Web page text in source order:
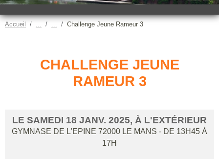
Accueil Challenge Jeune Rameur 3
CHALLENGE JEUNE
RAMEUR 3
LE SAMEDI 18 JANV. 2025, À L'EXTÉRIEUR
GYMNASE DE L'EPINE 72000 LE MANS - DE 13H45 À
17H